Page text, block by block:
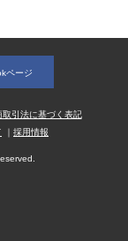
ページ
取引法に基づく表記
採用情報